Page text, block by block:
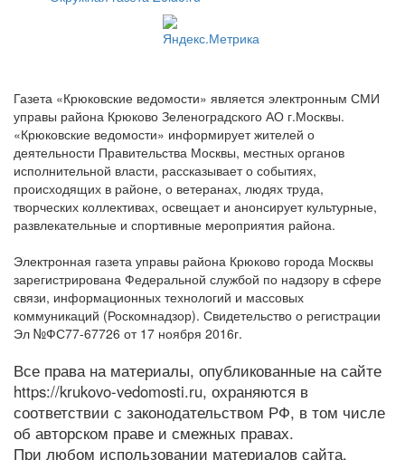
Газета «Крюковские ведомости» является электронным СМИ
управы района Крюково Зеленоградского АО г.Москвы.
«Крюковские ведомости» информирует жителей о
деятельности Правительства Москвы, местных органов
исполнительной власти, рассказывает о событиях,
происходящих в районе, о ветеранах, людях труда,
творческих коллективах, освещает и анонсирует культурные,
развлекательные и спортивные мероприятия района.
Электронная газета управы района Крюково города Москвы
зарегистрирована Федеральной службой по надзору в сфере
связи, информационных технологий и массовых
коммуникаций (Роскомнадзор). Свидетельство о регистрации
Эл №ФС77-67726 от 17 ноября 2016г.
Все права на материалы, опубликованные на сайте
https://krukovo-vedomosti.ru, охраняются в
соответствии с законодательством РФ, в том числе
об авторском праве и смежных правах.
При любом использовании материалов сайта,